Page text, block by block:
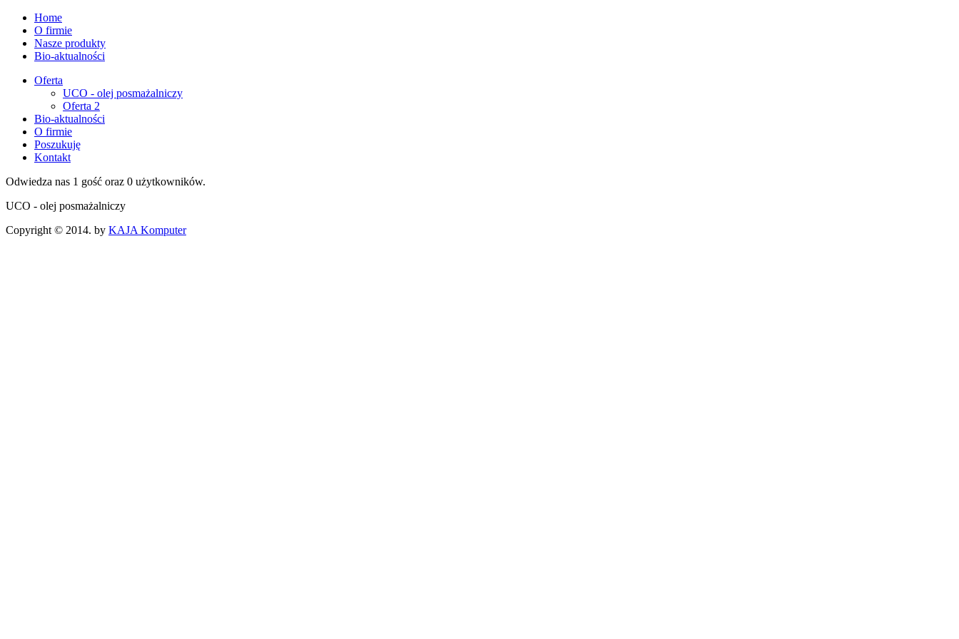
Home
O firmie
Nasze produkty
Bio-aktualności
Oferta
UCO - olej posmażalniczy
Oferta 2
Bio-aktualności
O firmie
Poszukuję
Kontakt
Odwiedza nas 1 gość oraz 0 użytkowników.
UCO - olej posmażalniczy
Copyright © 2014. by KAJA Komputer